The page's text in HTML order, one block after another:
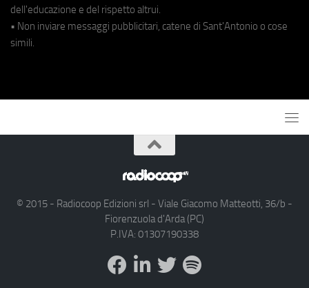
dell'educazione e del rispetto altrui.
• Non inviare messaggi pubblicitari, catene di Sant'Antonio o cose
simili.
© 2015 - Radiocoop Edizioni srl - Viale Giacomo Matteotti, 36/b -
Fiorenzuola d'Arda (PC)
P.IVA: 01307190338